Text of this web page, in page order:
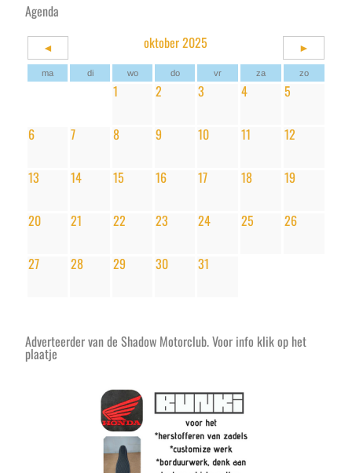
Agenda
◄ oktober 2025 ►
ma di wo do vr za zo
1 2 3 4 5
6 7 8 9 10 11 12
13 14 15 16 17 18 19
20 21 22 23 24 25 26
27 28 29 30 31
Adverteerder van de Shadow Motorclub. Voor info klik op het
plaatje